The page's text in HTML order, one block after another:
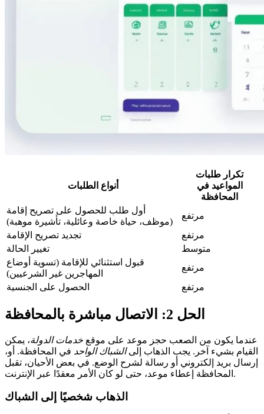
أنواع الطلبات
تكرار طلبات
المواعيد في
المحافظة
أول طلب للحصول على تصريح إقامة
(موظف، حياة خاصة وعائلية، تأشيرة موهبة)
مرتفع
تجديد تصريح الإقامة
مرتفع
تغيير الحالة
متوسط
قبول استثنائي للإقامة (تسوية أوضاع
المهاجرين غير الشرعيين)
مرتفع
الحصول على الجنسية
مرتفع
الحل 2: الاتصال مباشرة بالمحافظة
عندما يكون من الصعب حجز موعد على موقع خدمات الدولة، يمكن
القيام بشيء آخر. يجب الذهاب إلىالشباك الواحد في المحافظة. أو،
إرسال بريد إلكتروني أو رسالة لشرح الوضع. في بعض الأحيان، تقبل
المحافظة إعطاء موعد، حتى لو كان الأمر معقدًا عبر الإنترنت.
الذهاب شخصيًا إلى الشباك